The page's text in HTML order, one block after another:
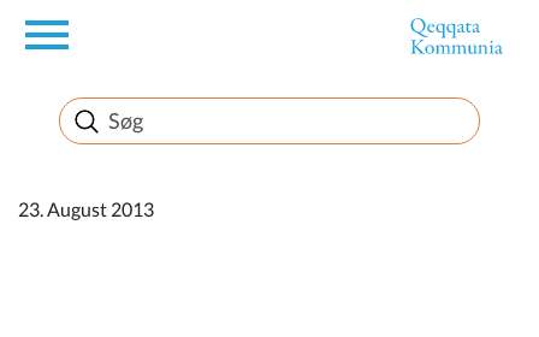
en
Borger
Erhverv
23. August 2013